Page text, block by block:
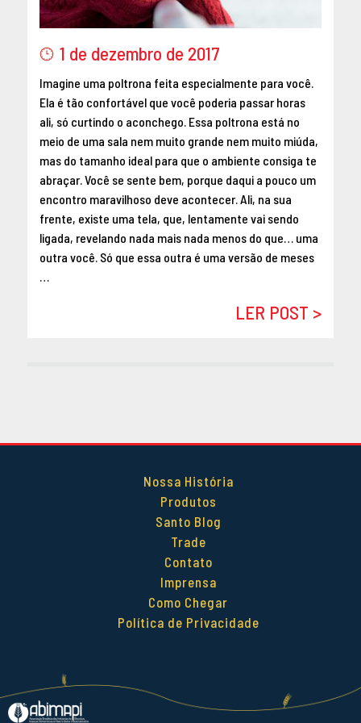
MAIO 2016
MARÇO 2016
FEVEREIRO 2016
JANEIRO 2016
DEZEMBRO 2015
NOVEMBRO 2015
OUTUBRO 2015
SETEMBRO 2015
AGOSTO 2015
JULHO 2015
JUNHO 2015
AGOSTO 2014
ABRIL 2014
1 de dezembro de 2017
Imagine uma poltrona feita especialmente para você.
Ela é tão confortável que você poderia passar horas
ali, só curtindo o aconchego. Essa poltrona está no
meio de uma sala nem muito grande nem muito miúda,
mas do tamanho ideal para que o ambiente consiga te
abraçar. Você se sente bem, porque daqui a pouco um
encontro maravilhoso deve acontecer. Ali, na sua
frente, existe uma tela, que, lentamente vai sendo
ligada, revelando nada mais nada menos do que… uma
outra você. Só que essa outra é uma versão de meses
…
LER POST >
Nossa História
Produtos
Santo Blog
Trade
Contato
Imprensa
Como Chegar
Política de Privacidade